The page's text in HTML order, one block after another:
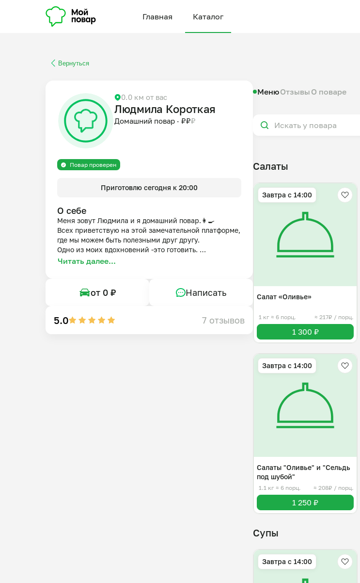
Главная Каталог
Вернуться
0.0 км от вас
Людмила Короткая
Домашний повар · ₽₽₽
Повар проверен
Приготовлю сегодня к 20:00
О себе
Меня зовут Людмила и я домашний повар.👩‍🍳
Всех приветствую на этой замечательной платформе,
где мы можем быть полезными друг другу.
Одно из моих вдохновений -это готовить.
Люблю экспериментировать со вкусами.
питания на основе их вкусовых характеристик.
Всегда услышу пожелания клиента и с любовью
Читать далее...
от 0 ₽ Написать
5.0 7 отзывов
МенюОтзывы О поваре
Салаты
Завтра c 14:00
Салат «Оливье»
1 кг ≈ 6 порц. ≈ 217₽ / порц.
1 300 ₽
Завтра c 14:00
Салаты "Оливье" и "Сельдь
под шубой"
1.1 кг ≈ 6 порц. ≈ 208₽ / порц.
1 250 ₽
Супы
Завтра c 14:00